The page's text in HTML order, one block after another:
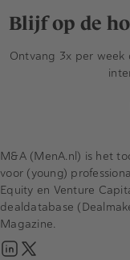
Blijf op de
Ontvang 3x per week
M&A (MenA.nl) is het
voor (young)
Equity en Venture
dealdatabase
Magazine.